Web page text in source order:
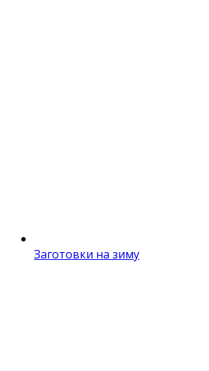
Заготовки на зиму